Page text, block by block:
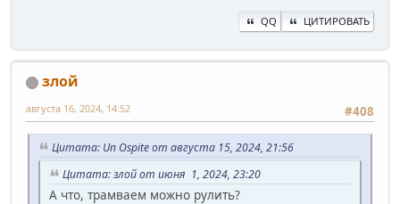
QQ ЦИТИРОВАТЬ
злой
#408
августа 16, 2024, 14:52
Цитата: Un Ospite от августа 15, 2024, 21:56
Цитата: злой от июня 1, 2024, 23:20
А что, трамваем можно рулить?